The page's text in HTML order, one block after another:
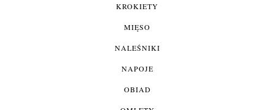
KROKIETY
MIĘSO
NALEŚNIKI
NAPOJE
OBIAD